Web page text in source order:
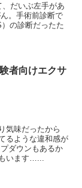
だいぶ左手があ
。手術前診断で
の診断だったた
者向けエクサ
気味だったから
るような違和感が
ダウンもあるか
います…...